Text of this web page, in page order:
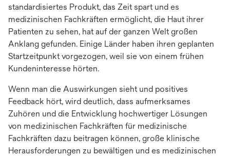
standardisiertes Produkt, das Zeit spart und es
medizinischen Fachkräften ermöglicht, die Haut ihrer
Patienten zu sehen, hat auf der ganzen Welt großen
Anklang gefunden. ​​Einige Länder haben ihren geplanten
Startzeitpunkt vorgezogen, weil sie von einem frühen
Kundeninteresse hörten.
Wenn man die Auswirkungen sieht und positives
Feedback hört, wird deutlich, dass aufmerksames
Zuhören und die Entwicklung hochwertiger Lösungen
von medizinischen Fachkräften für medizinische
Fachkräften dazu beitragen können, große klinische
Herausforderungen zu bewältigen und es medizinischen